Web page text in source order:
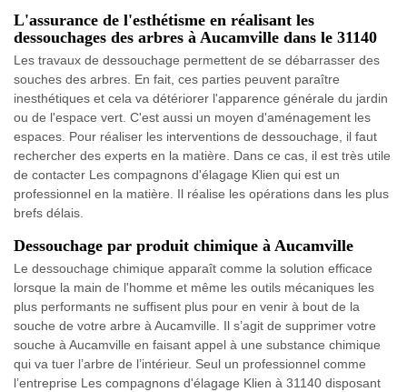
L'assurance de l'esthétisme en réalisant les
dessouchages des arbres à Aucamville dans le 31140
Les travaux de dessouchage permettent de se débarrasser des
souches des arbres. En fait, ces parties peuvent paraître
inesthétiques et cela va détériorer l'apparence générale du jardin
ou de l'espace vert. C'est aussi un moyen d'aménagement les
espaces. Pour réaliser les interventions de dessouchage, il faut
rechercher des experts en la matière. Dans ce cas, il est très utile
de contacter Les compagnons d'élagage Klien qui est un
professionnel en la matière. Il réalise les opérations dans les plus
brefs délais.
Dessouchage par produit chimique à Aucamville
Le dessouchage chimique apparaît comme la solution efficace
lorsque la main de l'homme et même les outils mécaniques les
plus performants ne suffisent plus pour en venir à bout de la
souche de votre arbre à Aucamville. Il s’agit de supprimer votre
souche à Aucamville en faisant appel à une substance chimique
qui va tuer l’arbre de l’intérieur. Seul un professionnel comme
l’entreprise Les compagnons d'élagage Klien à 31140 disposant